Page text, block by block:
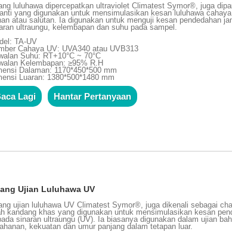
luluhawa dipercepatkan ultraviolet Climatest Symor®, juga
yang digunakan untuk mensimulasikan kesan luluhawa
atau salutan. Ia digunakan untuk menguji kesan pendedahan
ultraungu, kelembapan dan suhu pada sampel.
TA-UV
Cahaya UV: UVA340 atau UVB313
Suhu: RT+10°C ~ 70°C
Kelembapan: ≥95% R.H
Dalaman: 1170*450*500 mm
Luaran: 1380*500*1480 mm
Lagi Hantar Pertanyaan
Ujian Luluhawa UV
ujian luluhawa UV Climatest Symor®, juga dikenali sebagai
kandang khas yang digunakan untuk mensimulasikan kesan
sinaran ultraungu (UV). Ia biasanya digunakan dalam ujian
kekuatan dan umur panjang dalam tetapan luar.